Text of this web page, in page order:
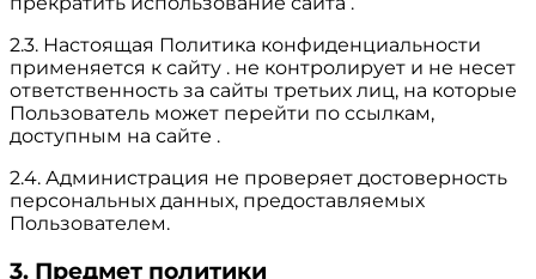
2.3. Настоящая Политика конфиденциальности
применяется к сайту . не контролирует и не несет
ответственность за сайты третьих лиц, на которые
Пользователь может перейти по ссылкам,
доступным на сайте .
2.4. Администрация не проверяет достоверность
персональных данных, предоставляемых
Пользователем.
3. Предмет политики